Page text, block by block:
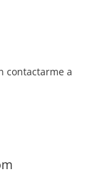
contactarme a